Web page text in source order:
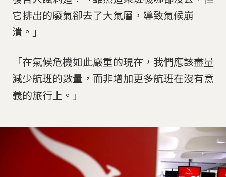
它排出的廢氣卻去了大氣層，導致氣候崩
潰。」
「在氣候危機如此嚴重的現在，我們應該盡量
減少航班的數量，而非增加更多航班在沒有意
義的旅行上。」